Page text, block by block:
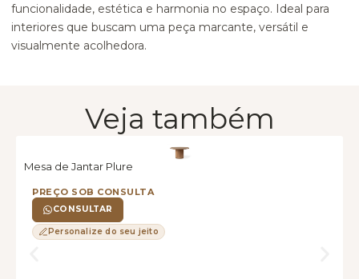
funcionalidade, estética e harmonia no espaço. Ideal para
interiores que buscam uma peça marcante, versátil e
visualmente acolhedora.
Veja também
Mesa de Jantar Plure
PREÇO SOB CONSULTA
CONSULTAR
Personalize do seu jeito